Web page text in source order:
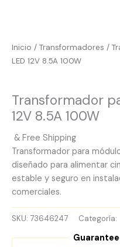
Inicio / Transformadores /
LED 12V 8.5A 100W
Transformador
12V 8.5A 100W
& Free Shipping
Transformador para
diseñado para alimentar
estable y seguro en
comerciales.
SKU: 73646247 Categoría: